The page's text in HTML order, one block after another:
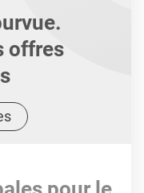
offres